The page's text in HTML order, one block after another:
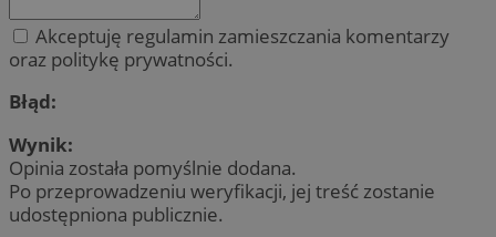
Akceptuję regulamin zamieszczania komentarzy
oraz politykę prywatności.
Błąd:
Wynik:
Opinia została pomyślnie dodana.
Po przeprowadzeniu weryfikacji, jej treść zostanie
udostępniona publicznie.